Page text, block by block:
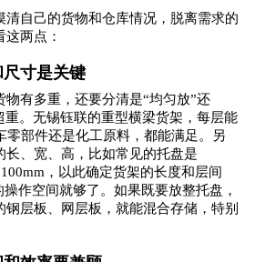
清自己的货物和仓库情况，脱离需求的
两点：
寸是关键
物有多重，还要分清是“均匀放”还
重。无锡钰联的重型横梁货架，每层能
部件还是化工原料，都能满足。另
长、宽、高，比如常见的托盘是
，以此确定货架的长度和层间
作空间就够了。如果既要放整托盘，
钢层板、网层板，就能混合存储，特别